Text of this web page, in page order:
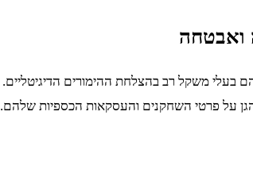
בעלי משקל רב בהצלחת ההימורים הדיגיטליים.
על פרטי השחקנים והעסקאות הכספיות